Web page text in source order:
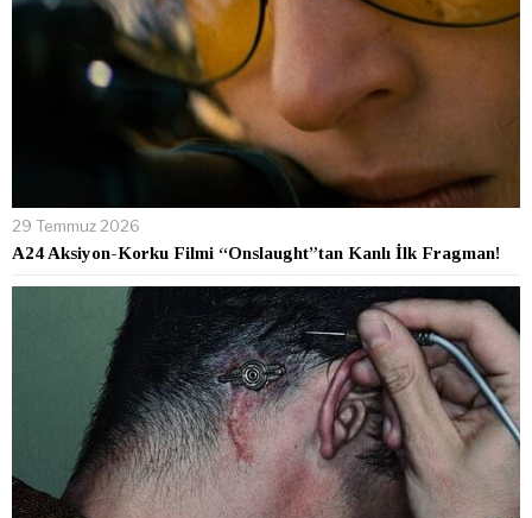
29 Temmuz 2026
A24 Aksiyon-Korku Filmi “Onslaught”tan Kanlı İlk Fragman!